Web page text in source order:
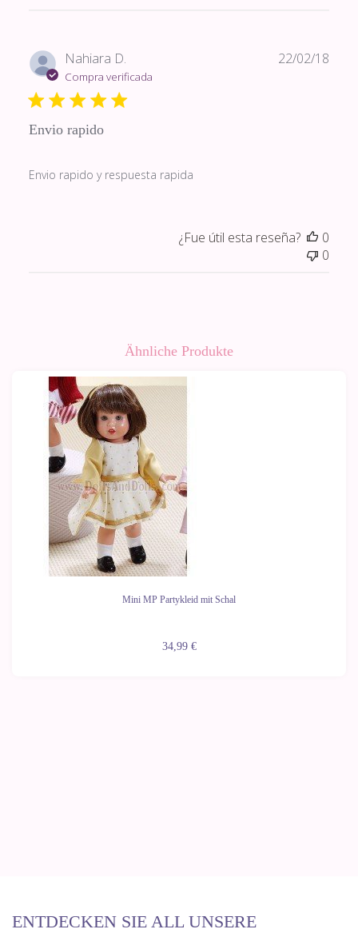
Nahiara D.
Compra verificada
Envio rapido
Envio rapido y respuesta rapida
22/02/18
¿Fue útil esta reseña?
0
0
Ähnliche Produkte
Mini MP Partykleid mit Schal
34,99 €
ENTDECKEN SIE ALL UNSERE